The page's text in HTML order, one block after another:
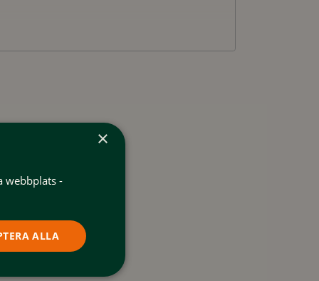
×
webbplats -
ALLA